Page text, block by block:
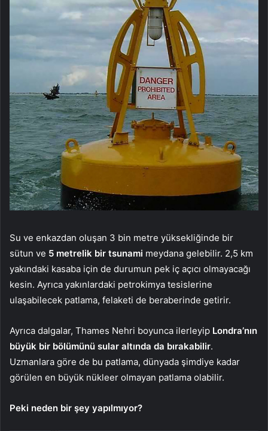
Su ve enkazdan oluşan 3 bin metre yüksekliğinde bir
sütun ve 5 metrelik bir tsunami meydana gelebilir. 2,5 km
yakındaki kasaba için de durumun pek iç açıcı olmayacağı
kesin. Ayrıca yakınlardaki petrokimya tesislerine
ulaşabilecek patlama, felaketi de beraberinde getirir.
Ayrıca dalgalar, Thames Nehri boyunca ilerleyip Londra’nın
büyük bir bölümünü sular altında da bırakabilir.
Uzmanlara göre de bu patlama, dünyada şimdiye kadar
görülen en büyük nükleer olmayan patlama olabilir.
Peki neden bir şey yapılmıyor?